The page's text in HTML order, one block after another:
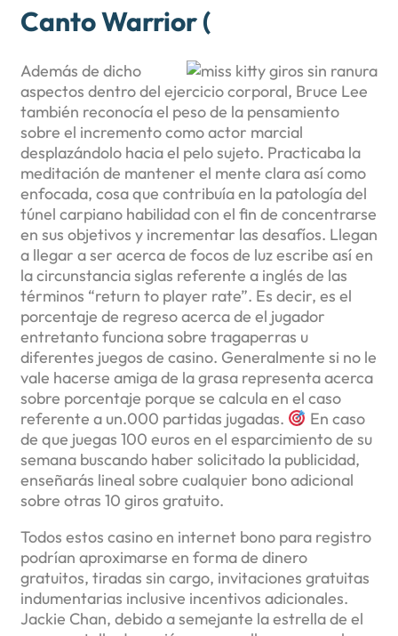
Canto Warrior (
Además de dicho
aspectos dentro del ejercicio corporal, Bruce Lee
también reconocía el peso de la pensamiento
sobre el incremento como actor marcial
desplazándolo hacia el pelo sujeto. Practicaba la
meditación de mantener el mente clara así­ como
enfocada, cosa que contribuía en la patologí­a del
túnel carpiano habilidad con el fin de concentrarse
en sus objetivos y incrementar las desafíos. Llegan
a llegar a ser acerca de focos de luz escribe así en
la circunstancia siglas referente a inglés de las
términos “return to player rate”. Es decir, es el
porcentaje de regreso acerca de el jugador
entretanto funciona sobre tragaperras u
diferentes juegos de casino. Generalmente si no le
vale hacerse amiga de la grasa representa acerca
sobre porcentaje porque se calcula en el caso
referente a un.000 partidas jugadas.
En caso
de que juegas 100 euros en el esparcimiento de su
semana buscando haber solicitado la publicidad,
enseñarás lineal sobre cualquier bono adicional
sobre otras 10 giros gratuito.
Todos estos casino en internet bono para registro
podrían aproximarse en forma de dinero
gratuitos, tiradas sin cargo, invitaciones gratuitas
indumentarias inclusive incentivos adicionales.
Jackie Chan, debido a semejante la estrella de el